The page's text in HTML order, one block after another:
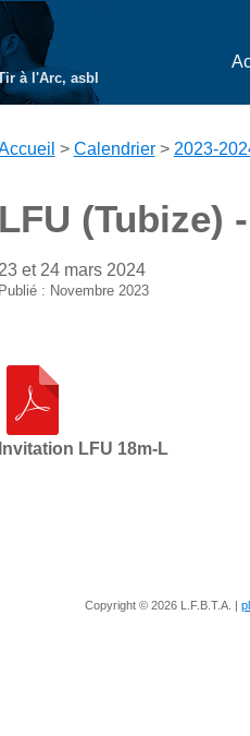
à l'Arc, asbl
> Calendrier> 2023-
LFU (Tubize)
23 et 24 mars 2024
Publié : Novembre 2023
Invitation LFU 18m-L
Copyright © 2026 L.F.B.T.A. |